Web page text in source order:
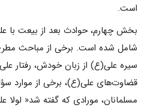
است.
بخش چهارم، حوادث بعد از بیعت
شامل شده است. برخی از مباحث
سیره علی(ع) از زبان خودش، رفتار
قضاوت‌های علی(ع)، برخی از موارد
مسلمانان، مورادی که گفته شد« لولا